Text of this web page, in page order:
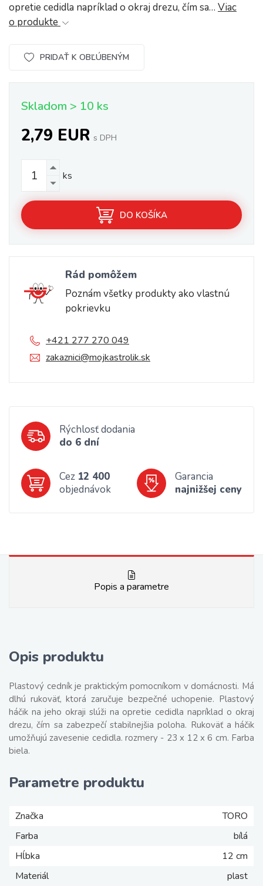
opretie cedidla napríklad o okraj drezu, čím sa… Viac
o produkte
PRIDAŤ K OBĽÚBENÝM
Skladom > 10 ks
2,79 EUR s DPH
ks
DO KOŠÍKA
Rád pomôžem
Poznám všetky produkty ako vlastnú
pokrievku
+421 277 270 049
zakaznici@mojkastrolik.sk
Rýchlosť dodania
do 6 dní
Cez 12 400
objednávok
Garancia
najnižšej ceny
Popis a parametre
Opis produktu
Plastový cedník je praktickým pomocníkom v domácnosti. Má
dlhú rukoväť, ktorá zaručuje bezpečné uchopenie. Plastový
háčik na jeho okraji slúži na opretie cedidla napríklad o okraj
drezu, čím sa zabezpečí stabilnejšia poloha. Rukoväť a háčik
umožňujú zavesenie cedidla. rozmery - 23 x 12 x 6 cm. Farba
biela.
Parametre produktu
Značka
TORO
Farba
bílá
Hĺbka
12 cm
Materiál
plast